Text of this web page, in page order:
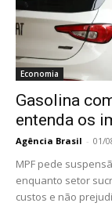
Economia
Gasolina
entenda os
Agência Brasil - 01/
MPF pede
enquanto setor
custos e não